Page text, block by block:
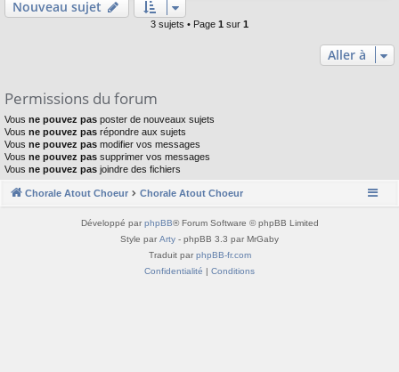
Nouveau sujet
3 sujets • Page 1 sur 1
Aller à
Permissions du forum
Vous ne pouvez pas poster de nouveaux sujets
Vous ne pouvez pas répondre aux sujets
Vous ne pouvez pas modifier vos messages
Vous ne pouvez pas supprimer vos messages
Vous ne pouvez pas joindre des fichiers
Chorale Atout Choeur Chorale Atout Choeur
Développé par phpBB® Forum Software © phpBB Limited
Style par Arty - phpBB 3.3 par MrGaby
Traduit par phpBB-fr.com
Confidentialité | Conditions